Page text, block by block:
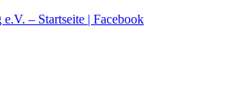
– Startseite | Facebook